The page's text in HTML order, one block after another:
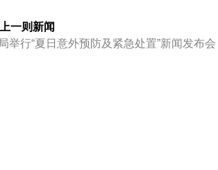
上一则新闻